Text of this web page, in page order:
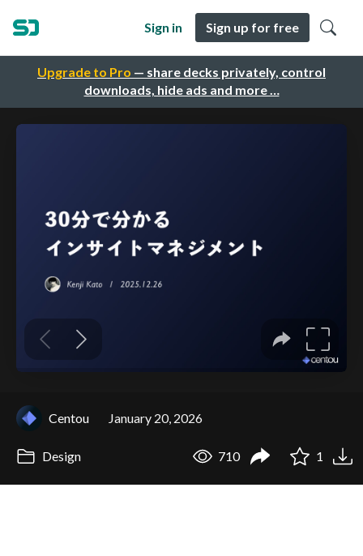
Upgrade to Pro — share decks privately, control
downloads, hide ads and more …
Sign in Sign up for free
Centou January 20, 2026
Design 710 1